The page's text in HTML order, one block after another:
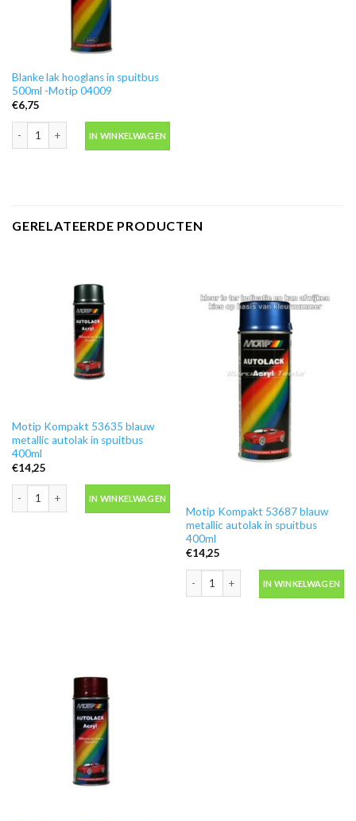
Blanke lak hooglans in spuitbus
500ml -Motip 04009
€6,75
Blanke lak hooglans in spuitbus 500ml -Motip 04009 aantal
IN WINKELWAGEN
GERELATEERDE PRODUCTEN
Motip Kompakt 53635 blauw
metallic autolak in spuitbus
400ml
€14,25
Motip Kompakt 53635 blauw metallic autolak in spuitbus 400ml aantal
IN WINKELWAGEN
Motip Kompakt 53687 blauw
metallic autolak in spuitbus
400ml
€14,25
Motip Kompakt 53687 blauw
IN WINKELWAGEN